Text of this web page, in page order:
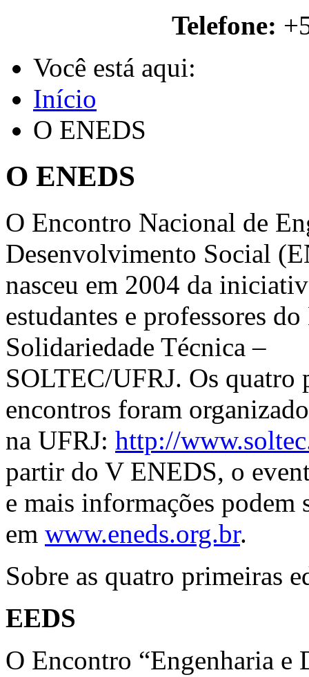
Telefone:
Você está aqui:
Início
O ENEDS
O ENEDS
O Encontro Nacional de
Desenvolvimento Social
nasceu em 2004 da
estudantes e professores
Solidariedade Técnica –
SOLTEC/UFRJ. Os quatro
encontros foram
na UFRJ: http://
partir do V ENEDS, o
e mais informações podem
em www.eneds.org.br.
Sobre as quatro primeiras
EEDS
O Encontro “Engenharia